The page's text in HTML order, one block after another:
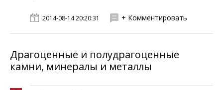
2014-08-14 20:20:31 + Комментировать
Драгоценные и полудрагоценные
камни, минералы и металлы